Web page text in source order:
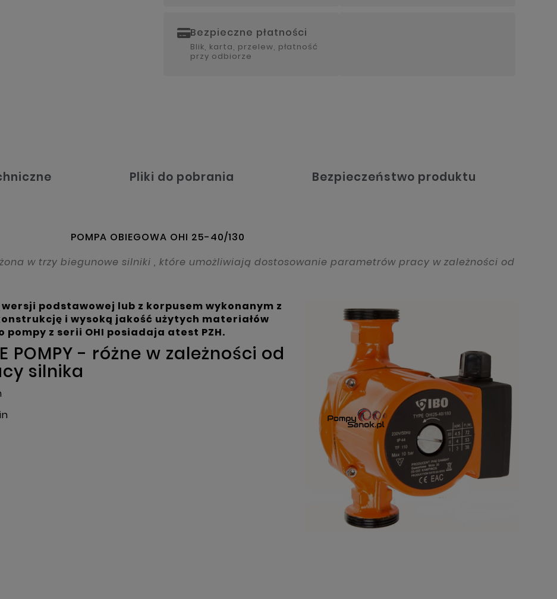
Bezpieczne płatności
Blik, karta, przelew, płatność
przy odbiorze
Pliki do pobrania Bezpieczeństwo produktu
POMPA OBIEGOWA OHI 25-40/130
w trzy biegunowe silniki , które umożliwiają dostosowanie parametrów pracy w zależności od
podstawowej lub z korpusem wykonanym z
i wysoką jakość użytych materiałów
z serii OHI posiadaja atest PZH.
POMPY - różne w zależności od
silnika